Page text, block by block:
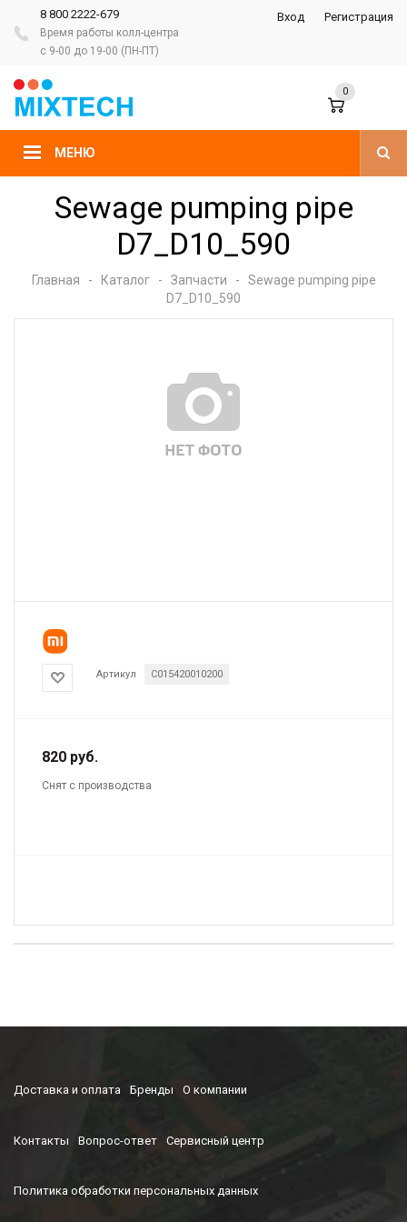
8 800 2222-679
Время работы колл-центра
с 9-00 до 19-00 (ПН-ПТ)
Вход Регистрация
МЕНЮ
0
Sewage pumping pipe
D7_D10_590
Главная - Каталог - Запчасти -
Sewage pumping pipe
D7_D10_590
Артикул C015420010200
820 руб.
Снят с производства
Доставка и оплата Бренды О компании
Контакты Вопрос-ответ Сервисный центр
Политика обработки персональных данных